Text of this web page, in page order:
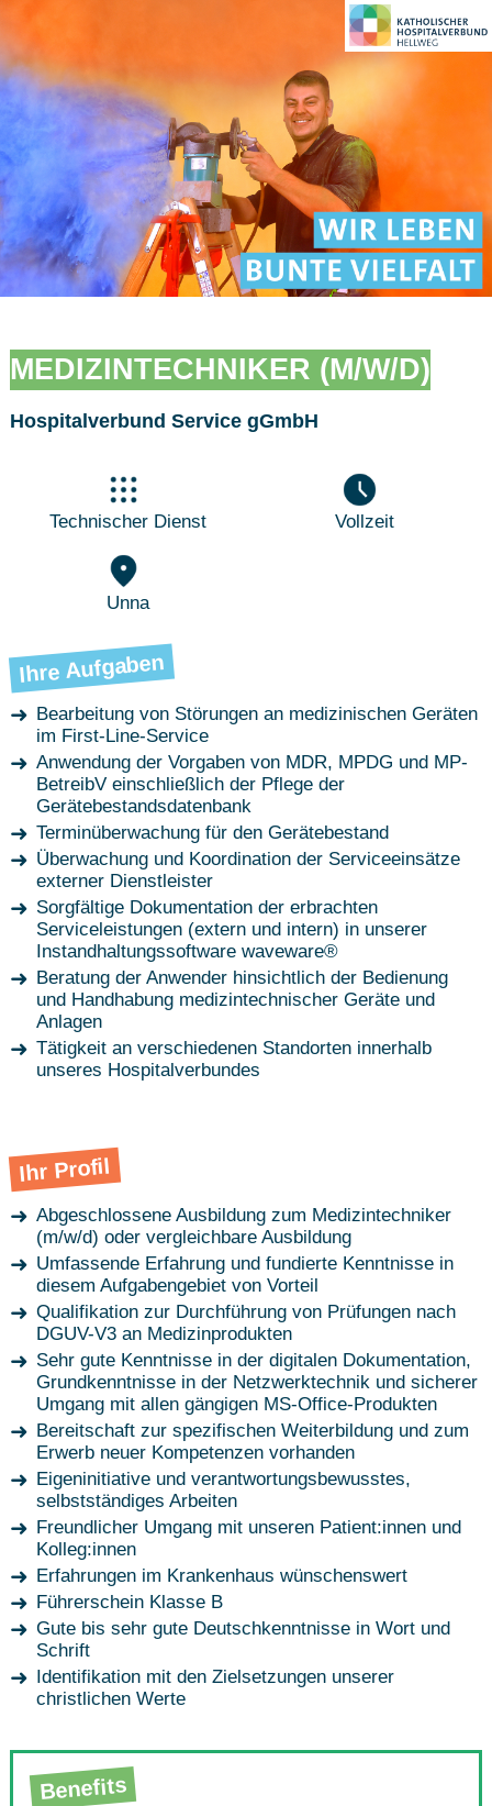
MEDIZINTECHNIKER (M/W/D)
Hospitalverbund Service gGmbH
Technischer Dienst Vollzeit
Unna
Ihre Aufgaben
Bearbeitung von Störungen an medizinischen Geräten
im First-Line-Service
Anwendung der Vorgaben von MDR, MPDG und MP-
BetreibV einschließlich der Pflege der
Gerätebestandsdatenbank
Terminüberwachung für den Gerätebestand
Überwachung und Koordination der Serviceeinsätze
externer Dienstleister
Sorgfältige Dokumentation der erbrachten
Serviceleistungen (extern und intern) in unserer
Instandhaltungssoftware waveware®
Beratung der Anwender hinsichtlich der Bedienung
und Handhabung medizintechnischer Geräte und
Anlagen
Tätigkeit an verschiedenen Standorten innerhalb
unseres Hospitalverbundes
Ihr Profil
Abgeschlossene Ausbildung zum Medizintechniker
(m/w/d) oder vergleichbare Ausbildung
Umfassende Erfahrung und fundierte Kenntnisse in
diesem Aufgabengebiet von Vorteil
Qualifikation zur Durchführung von Prüfungen nach
DGUV-V3 an Medizinprodukten
Sehr gute Kenntnisse in der digitalen Dokumentation,
Grundkenntnisse in der Netzwerktechnik und sicherer
Umgang mit allen gängigen MS-Office-Produkten
Bereitschaft zur spezifischen Weiterbildung und zum
Erwerb neuer Kompetenzen vorhanden
Eigeninitiative und verantwortungsbewusstes,
selbstständiges Arbeiten
Freundlicher Umgang mit unseren Patient:innen und
Kolleg:innen
Erfahrungen im Krankenhaus wünschenswert
Führerschein Klasse B
Gute bis sehr gute Deutschkenntnisse in Wort und
Schrift
Identifikation mit den Zielsetzungen unserer
christlichen Werte
Benefits